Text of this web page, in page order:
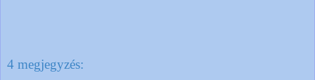
4 megjegyzés: